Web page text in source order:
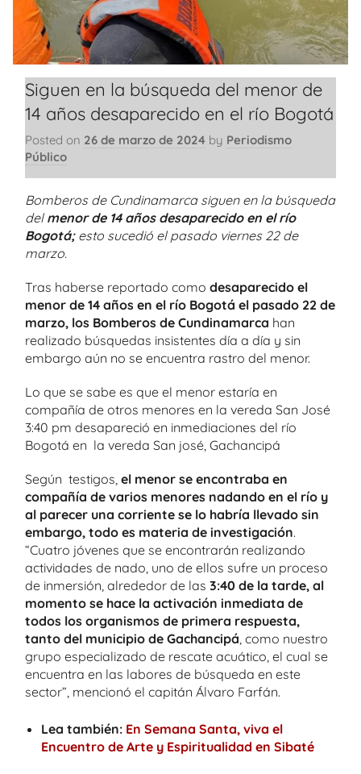
Siguen en la búsqueda del menor de
14 años desaparecido en el río Bogotá
Posted on 26 de marzo de 2024 by Periodismo
Público
Bomberos de Cundinamarca siguen en la búsqueda
del menor de 14 años desaparecido en el río
Bogotá;esto sucedió el pasado viernes 22 de
marzo.
Tras haberse reportado como desaparecido el
menor de 14 años en el río Bogotá el pasado 22 de
marzo, los Bomberos de Cundinamarca han
realizado búsquedas insistentes día a día y sin
embargo aún no se encuentra rastro del menor.
Lo que se sabe es que el menor estaría en
compañía de otros menores en la vereda San José
3:40 pm desapareció en inmediaciones del río
Bogotá en la vereda San josé, Gachancipá
Según testigos, el menor se encontraba en
compañía de varios menores nadando en el río y
al parecer una corriente se lo habría llevado sin
embargo, todo es materia de investigación.
“Cuatro jóvenes que se encontrarán realizando
actividades de nado, uno de ellos sufre un proceso
de inmersión, alrededor de las 3:40 de la tarde, al
momento se hace la activación inmediata de
todos los organismos de primera respuesta,
tanto del municipio de Gachancipá , como nuestro
grupo especializado de rescate acuático, el cual se
encuentra en las labores de búsqueda en este
sector”, mencionó el capitán Álvaro Farfán.
Lea también: En Semana Santa, viva el
Encuentro de Arte y Espiritualidad en Sibaté